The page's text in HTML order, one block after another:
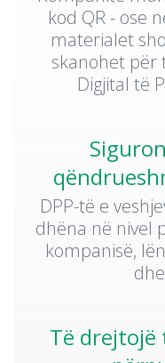
kod QR - ose
materialet
skanohet për
Digjital të
DPP-të e
dhëna në nivel
kompanisë,
Të drejtojë